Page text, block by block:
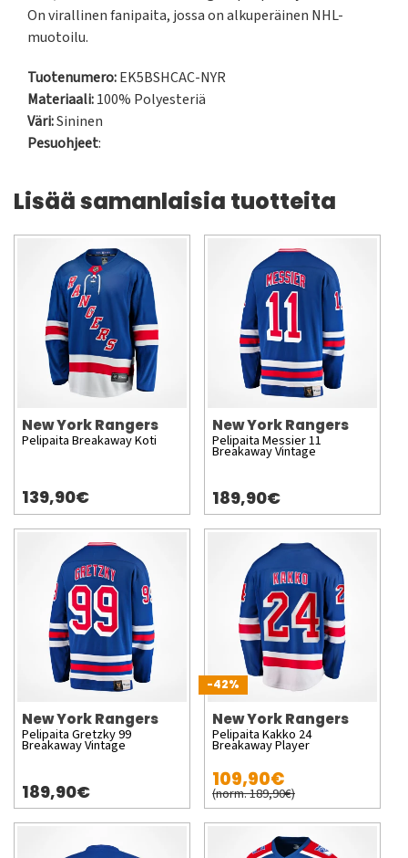
On virallinen fanipaita, jossa on alkuperäinen NHL-
muotoilu.
Tuotenumero:EK5BSHCAC-NYR
Materiaali:100% Polyesteriä
Väri:Sininen
Pesuohjeet:
Lisää samanlaisia tuotteita
New York Rangers
Pelipaita Breakaway Koti
139,90€
New York Rangers
Pelipaita Messier 11
Breakaway Vintage
189,90€
New York Rangers
Pelipaita Gretzky 99
Breakaway Vintage
189,90€
-42%
New York Rangers
Pelipaita Kakko 24
Breakaway Player
109,90€
(norm. 189,90€)